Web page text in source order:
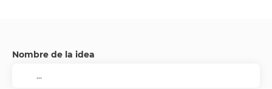
Nombre de la idea